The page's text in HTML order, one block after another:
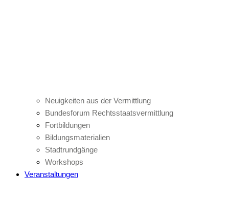
Neuigkeiten aus der Vermittlung
Bundesforum Rechtsstaatsvermittlung
Fortbildungen
Bildungsmaterialien
Stadtrundgänge
Workshops
Veranstaltungen